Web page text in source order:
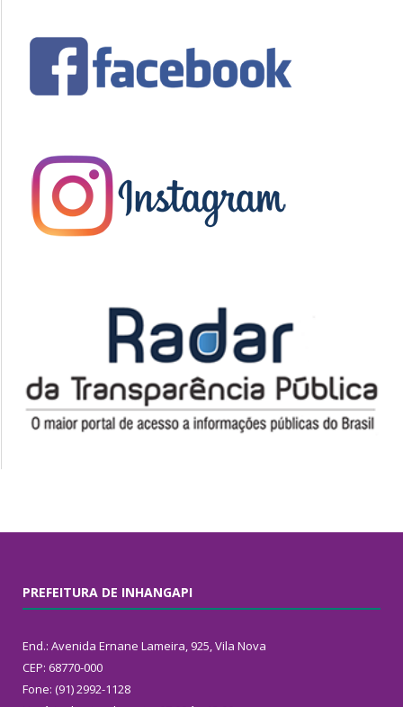
PREFEITURA DE INHANGAPI
End.: Avenida Ernane Lameira, 925, Vila Nova
CEP: 68770-000
Fone: (91) 2992-1128